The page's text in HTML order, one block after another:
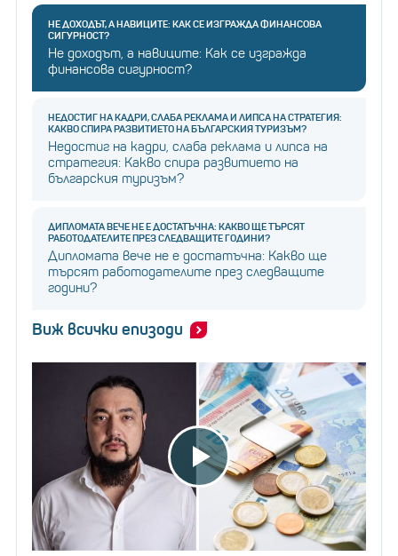
НЕ ДОХОДЪТ, А НАВИЦИТЕ: КАК СЕ ИЗГРАЖДА ФИНАНСОВА
СИГУРНОСТ?
Не доходът, а навиците: Как се изгражда
финансова сигурност?
НЕДОСТИГ НА КАДРИ, СЛАБА РЕКЛАМА И ЛИПСА НА СТРАТЕГИЯ:
КАКВО СПИРА РАЗВИТИЕТО НА БЪЛГАРСКИЯ ТУРИЗЪМ?
Недостиг на кадри, слаба реклама и липса на
стратегия: Какво спира развитието на
българския туризъм?
ДИПЛОМАТА ВЕЧЕ НЕ Е ДОСТАТЪЧНА: КАКВО ЩЕ ТЪРСЯТ
РАБОТОДАТЕЛИТЕ ПРЕЗ СЛЕДВАЩИТЕ ГОДИНИ?
Дипломата вече не е достатъчна: Какво ще
търсят работодателите през следващите
години?
Виж всички епизоди